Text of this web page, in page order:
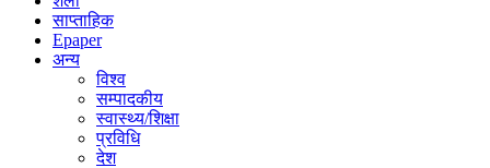
साप्ताहिक
Epaper
अन्य
विश्व
सम्पादकीय
स्वास्थ्य/शिक्षा
प्रविधि
देश